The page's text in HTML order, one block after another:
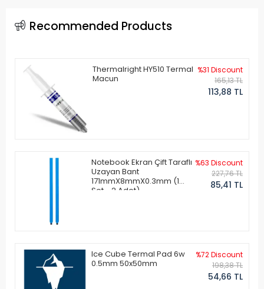
Recommended Products
Thermalright HY510 Termal
Macun
%31 Discount
165,13 TL
113,88 TL
Notebook Ekran Çift Taraflı
Uzayan Bant
171mmX8mmX0.3mm (1
Set - 2 Adet)
%63 Discount
227,76 TL
85,41 TL
Ice Cube Termal Pad 6w
0.5mm 50x50mm
%72 Discount
198,38 TL
54,66 TL